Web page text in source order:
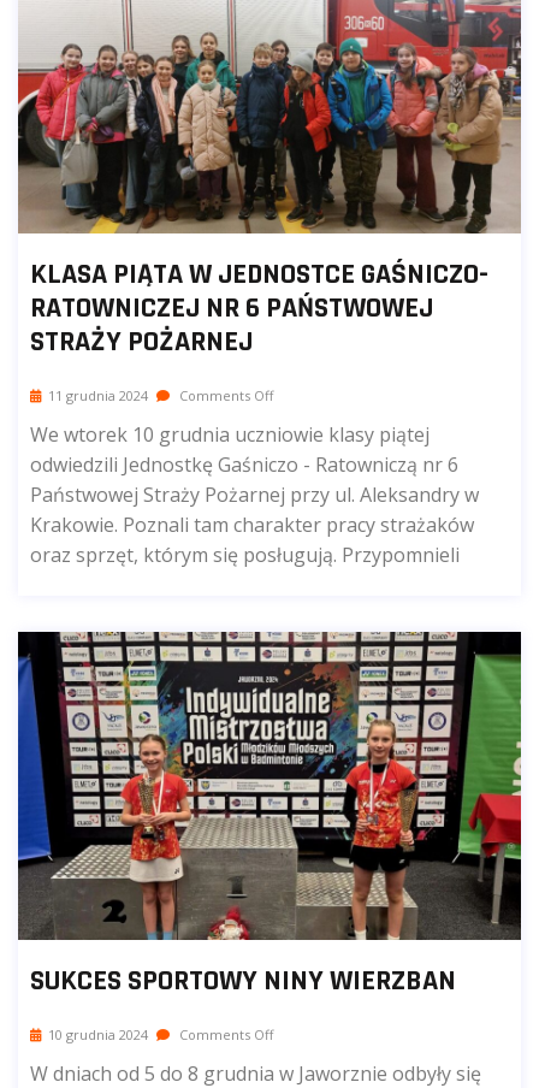
KLASA PIĄTA W JEDNOSTCE GAŚNICZO-
RATOWNICZEJ NR 6 PAŃSTWOWEJ
STRAŻY POŻARNEJ
11 grudnia 2024 Comments Off
We wtorek 10 grudnia uczniowie klasy piątej
odwiedzili Jednostkę Gaśniczo - Ratowniczą nr 6
Państwowej Straży Pożarnej przy ul. Aleksandry w
Krakowie. Poznali tam charakter pracy strażaków
oraz sprzęt, którym się posługują. Przypomnieli
SUKCES SPORTOWY NINY WIERZBAN
10 grudnia 2024 Comments Off
W dniach od 5 do 8 grudnia w Jaworznie odbyły się